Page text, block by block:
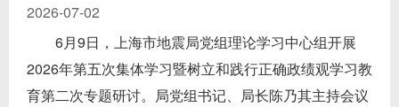
2026-07-02
6月9日，上海市地震局党组理论学习中心组开展
2026年第五次集体学习暨树立和践行正确政绩观学习教
育第二次专题研讨。局党组书记、局长陈乃其主持会议